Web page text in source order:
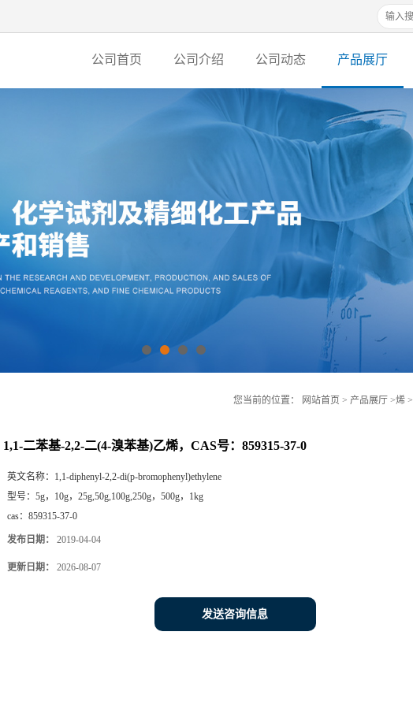
公司首页 公司介绍 公司动态 产品展厅
您当前的位置： 网站首页 > 产品展厅 >烯 >
1,1-二苯基-2,2-二(4-溴苯基)乙烯，CAS号：859315-37-0
英文名称： 1,1-diphenyl-2,2-di(p-bromophenyl)ethylene
型号： 5g，10g，25g,50g,100g,250g，500g，1kg
cas： 859315-37-0
发布日期： 2019-04-04
更新日期： 2026-08-07
发送咨询信息